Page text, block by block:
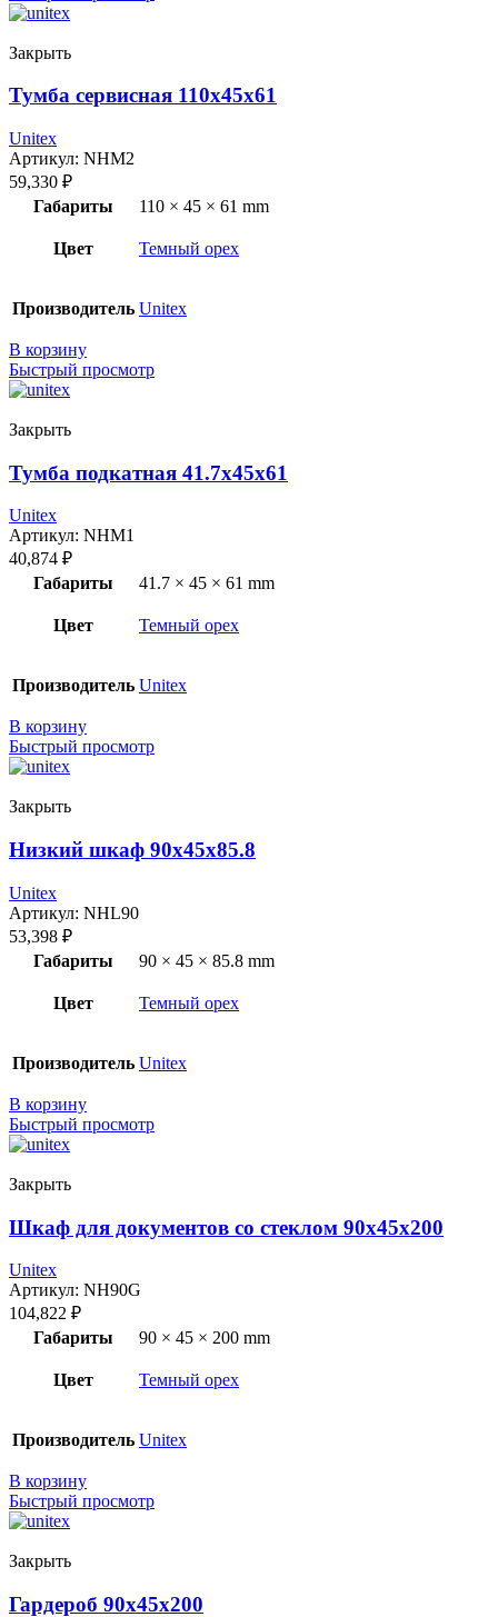
Закрыть
Тумба сервисная 110x45x61
Unitex
Артикул: NHM2
59,330 ₽
Габариты
110 × 45 × 61 mm
Цвет Темный орех
Производитель Unitex
В корзину
Быстрый просмотр
Закрыть
Тумба подкатная 41.7x45x61
Unitex
Артикул: NHM1
40,874 ₽
Габариты
41.7 × 45 × 61 mm
Цвет Темный орех
Производитель Unitex
В корзину
Быстрый просмотр
Закрыть
Низкий шкаф 90x45x85.8
Unitex
Артикул: NHL90
53,398 ₽
Габариты
90 × 45 × 85.8 mm
Цвет Темный орех
Производитель Unitex
В корзину
Быстрый просмотр
Закрыть
Шкаф для документов со стеклом 90x45x200
Unitex
Артикул: NH90G
104,822 ₽
Габариты
90 × 45 × 200 mm
Цвет Темный орех
Производитель Unitex
В корзину
Быстрый просмотр
Закрыть
Гардероб 90x45x200